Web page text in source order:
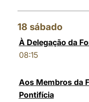
18 sábado
À Delegação da
08:15
Aos Membros da
Pontifícia